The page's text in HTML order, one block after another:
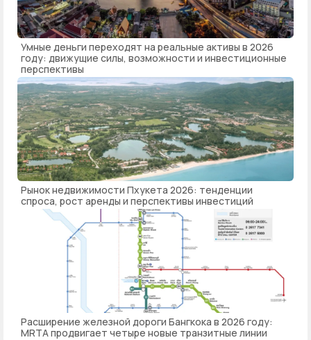
Умные деньги переходят на реальные активы в 2026
году: движущие силы, возможности и инвестиционные
перспективы
Рынок недвижимости Пхукета 2026: тенденции
спроса, рост аренды и перспективы инвестиций
Расширение железной дороги Бангкока в 2026 году:
MRTA продвигает четыре новые транзитные линии